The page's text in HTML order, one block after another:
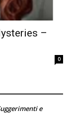
–
0
e